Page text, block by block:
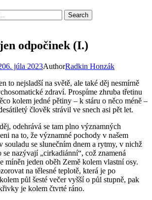
odpočinek (I.)
6. júla 2023AuthorRadkin Honzák
to nejsladší na světě, ale také děj nesmírně
zdraví. Prospíme zhruba třetinu
kolem jedné pětiny – k stáru o něco méně –
člověk strávil ve snech asi pět let.
odehrává se tam plno významných
na to, že významné pochody v našem
souladu se slunečním dnem a rytmy, v nichž
se nazývají „cirkadiánní“, což znamená
míněn jeden oběh Země kolem vlastní osy.
na tělesné teplotě, která je po
půl šesté večer vyšší o půl stupně, pak
je kolem čtvrté ráno.